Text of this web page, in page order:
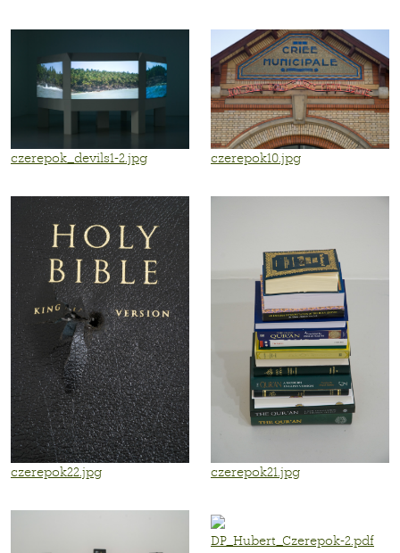
czerepok_devils1-2.jpg czerepok10.jpg
czerepok22.jpg czerepok21.jpg
DP_Hubert_Czerepok-2.pdf